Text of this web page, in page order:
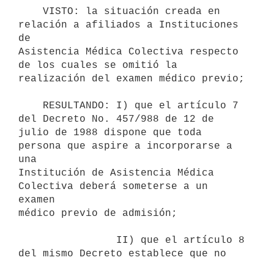
relación a afiliados a Instituciones
de
Asistencia Médica Colectiva respecto
de los cuales se omitió la
realización del examen médico previo;
del Decreto No. 457/988 de 12 de
julio de 1988 dispone que toda
persona que aspire a incorporarse a
una
Institución de Asistencia Médica
Colectiva deberá someterse a un
examen
médico previo de admisión;
del mismo Decreto establece que no